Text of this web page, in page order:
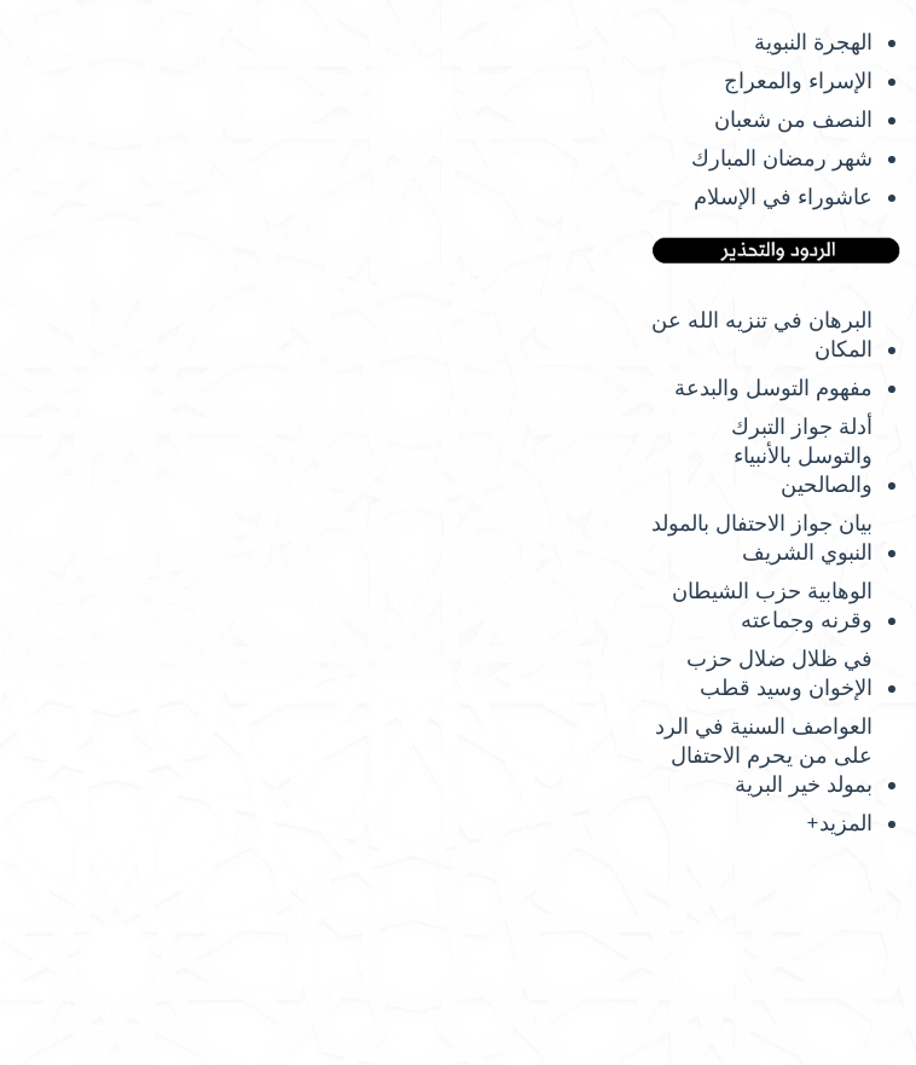
الهجرة النبوية
الإسراء والمعراج
النصف من شعبان
شهر رمضان المبارك
عاشوراء في الإسلام
البرهان في تنزيه الله عن
المكان
مفهوم التوسل والبدعة
أدلة جواز التبرك
والتوسل بالأنبياء
والصالحين
بيان جواز الاحتفال بالمولد
النبوي الشريف
الوهابية حزب الشيطان
وقرنه وجماعته
في ظلال ضلال حزب
الإخوان وسيد قطب
العواصف السنية في الرد
على من يحرم الاحتفال
بمولد خير البرية
المزيد+